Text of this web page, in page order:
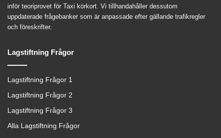
inför teoriprovet för Taxi körkort. Vi tillhandahåller dessutom
uppdaterade frågebanker som är anpassade efter gällande trafikregler
och föreskrifter.
Lagstiftning Frågor
Lagstiftning Frågor 1
Lagstiftning Frågor 2
Lagstiftning Frågor 3
Alla Lagstiftning Frågor